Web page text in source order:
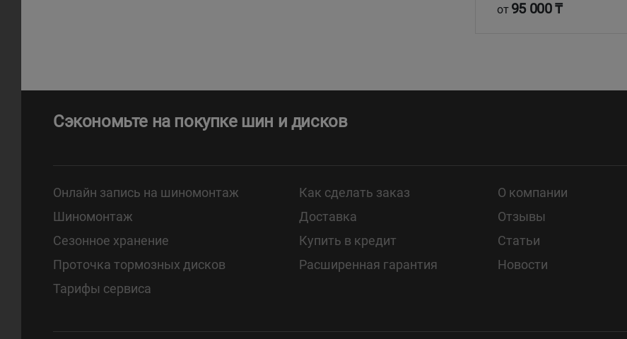
от 95 000 ₸
Сэкономьте на покупке шин и дисков
Онлайн запись на шиномонтаж
Шиномонтаж
Сезонное хранение
Проточка тормозных дисков
Тарифы сервиса
Как сделать заказ
Доставка
Купить в кредит
Расширенная гарантия
О компании
Отзывы
Статьи
Новости